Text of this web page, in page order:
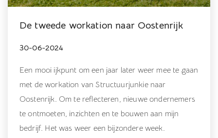
De tweede workation naar Oostenrijk
30-06-2024
Een mooi ijkpunt om een jaar later weer mee te gaan
met de workation van Structuurjunkie naar
Oostenrijk. Om te reflecteren, nieuwe ondernemers
te ontmoeten, inzichten en te bouwen aan mijn
bedrijf. Het was weer een bijzondere week.